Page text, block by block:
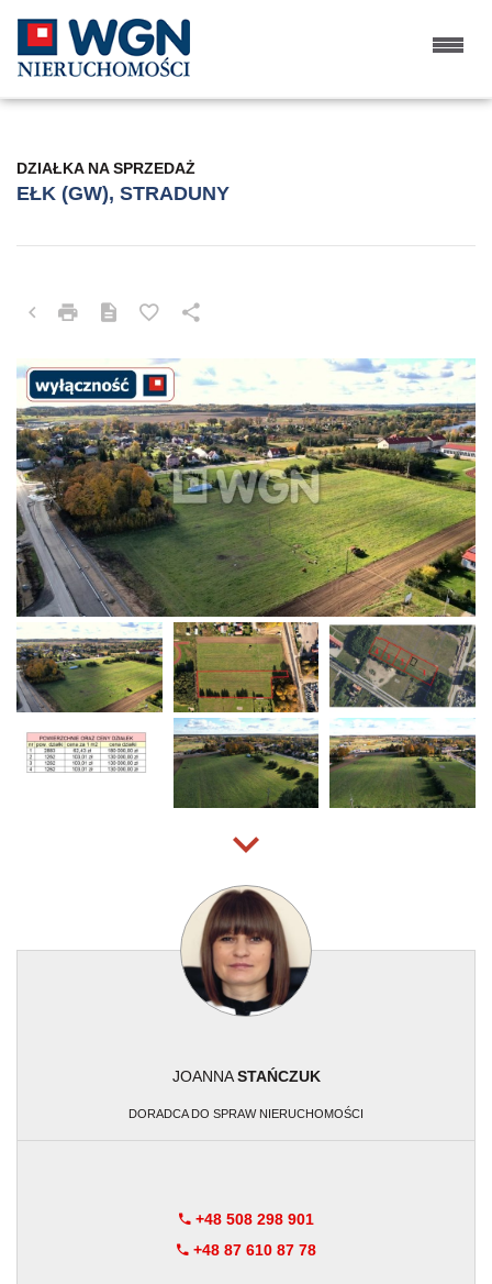
EŁK (GW), STRADUNY
DZIAŁKA NA SPRZEDAŻ
JOANNASTAŃCZUK
DORADCA DO SPRAW NIERUCHOMOŚCI
+48 508 298 901
+48 87 610 87 78